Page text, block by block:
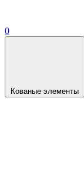
0
Кованые элементы